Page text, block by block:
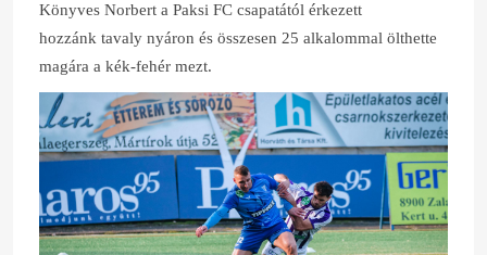
Könyves Norbert a Paksi FC csapatától érkezett
hozzánk tavaly nyáron és összesen 25 alkalommal ölthette
magára a kék-fehér mezt.